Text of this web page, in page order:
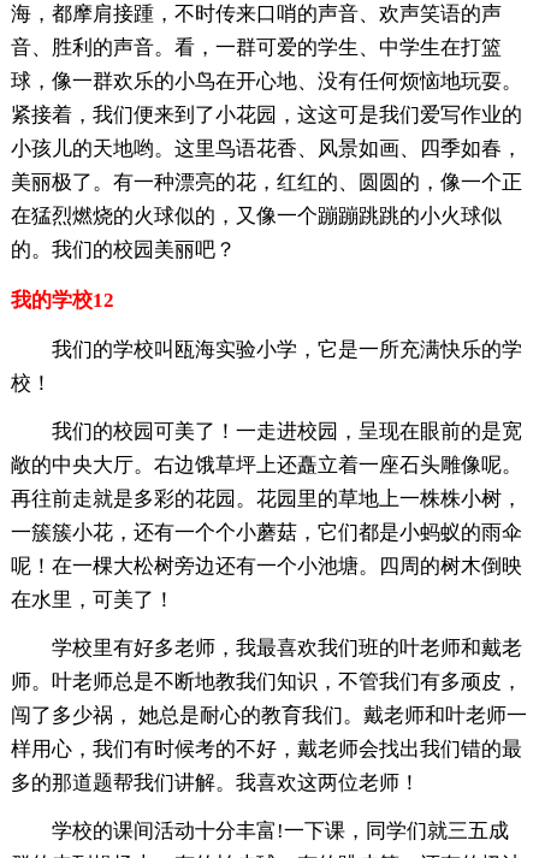
海，都摩肩接踵，不时传来口哨的声音、欢声笑语的声
音、胜利的声音。看，一群可爱的学生、中学生在打篮
球，像一群欢乐的小鸟在开心地、没有任何烦恼地玩耍。
紧接着，我们便来到了小花园，这这可是我们爱写作业的
小孩儿的天地哟。这里鸟语花香、风景如画、四季如春，
美丽极了。有一种漂亮的花，红红的、圆圆的，像一个正
在猛烈燃烧的火球似的，又像一个蹦蹦跳跳的小火球似
的。我们的校园美丽吧？
我的学校12
我们的学校叫瓯海实验小学，它是一所充满快乐的学
校！
我们的校园可美了！一走进校园，呈现在眼前的是宽
敞的中央大厅。右边饿草坪上还矗立着一座石头雕像呢。
再往前走就是多彩的花园。花园里的草地上一株株小树，
一簇簇小花，还有一个个小蘑菇，它们都是小蚂蚁的雨伞
呢！在一棵大松树旁边还有一个小池塘。四周的树木倒映
在水里，可美了！
学校里有好多老师，我最喜欢我们班的叶老师和戴老
师。叶老师总是不断地教我们知识，不管我们有多顽皮，
闯了多少祸， 她总是耐心的教育我们。戴老师和叶老师一
样用心，我们有时候考的不好，戴老师会找出我们错的最
多的那道题帮我们讲解。我喜欢这两位老师！
学校的课间活动十分丰富!一下课，同学们就三五成